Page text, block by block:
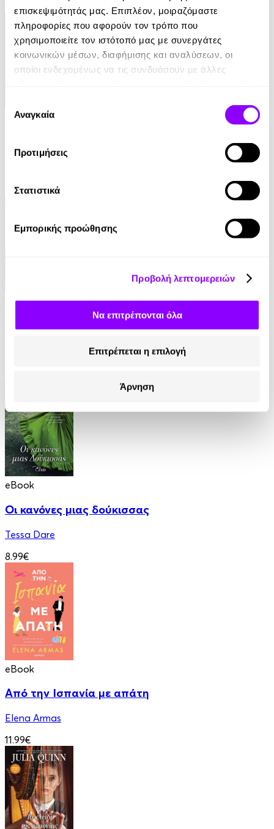
επισκεψιμότητάς μας. Επιπλέον, μοιραζόμαστε
πληροφορίες που αφορούν τον τρόπο που
χρησιμοποιείτε τον ιστότοπό μας με συνεργάτες
κοινωνικών μέσων, διαφήμισης και αναλύσεων, οι
οποίοι ενδεχομένως να τις συνδυάσουν με άλλες
των υπηρεσιών τους.
συγκατάθεσης
Αναγκαία
Προτιμήσεις
Στατιστικά
Εμπορικής προώθησης
Προβολή λεπτομερειών
Να επιτρέπονται όλα
Επιτρέπεται η επιλογή
Άρνηση
eBook
13.99€
Audiobook • 1 Credit
Για την Καρδιά ενός Εργένη
eBook
Οι κανόνες μιας δούκισσας
Tessa Dare
8.99€
eBook
Από την Ισπανία με απάτη
Elena Armas
11.99€